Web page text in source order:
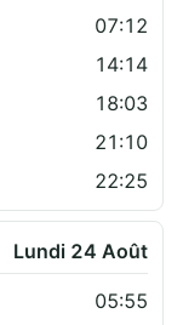
07:12
14:14
18:03
21:10
22:25
Lundi 24 Août
05:55